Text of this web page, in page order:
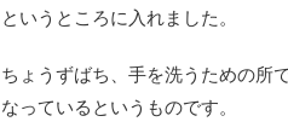
というところに入れました。
ちょうずばち、手を洗うための所
なっているというものです。